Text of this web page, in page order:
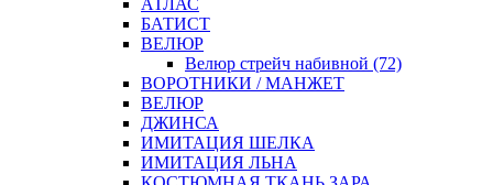
АТЛАС
БАТИСТ
ВЕЛЮР
Велюр стрейч набивной (72)
ВОРОТНИКИ / МАНЖЕТ
ВЕЛЮР
ДЖИНСА
ИМИТАЦИЯ ШЕЛКА
ИМИТАЦИЯ ЛЬНА